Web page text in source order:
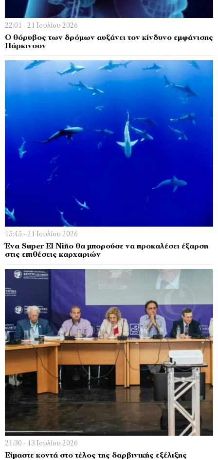
22:01 - 21 Ιουλίου 2026
Ο θόρυβος των δρόμων αυξάνει τον κίνδυνο εμφάνισης
Πάρκινσον
15:45 - 21 Ιουλίου 2026
Ένα Super El Niño θα μπορούσε να προκαλέσει έξαρση
στις επιθέσεις καρχαριών
21:30 - 13 Ιουλίου 2026
Είµαστε κοντά στο τέλος της δαρβινικής εξέλιξης